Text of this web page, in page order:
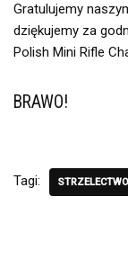
Gratulujemy
dziękujemy za
Polish Mini Rifle
BRAWO!
Tagi: STRZELECTWO